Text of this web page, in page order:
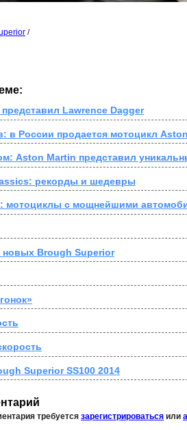
/
Lawrence Dagger
в России продается мотоцикл
Aston Martin представил
рекорды и шедевры
мотоциклы с мощнейшими
новых Brough Superior
Superior SS100 2014
требуется зарегистрироваться или